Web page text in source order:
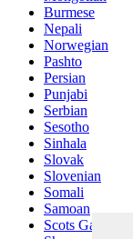
Burmese
Nepali
Norwegian
Pashto
Persian
Punjabi
Serbian
Sesotho
Sinhala
Slovak
Slovenian
Somali
Samoan
Scots Gaelic